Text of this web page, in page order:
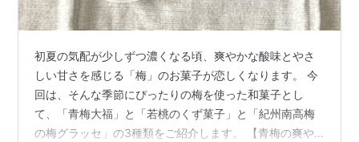
初夏の気配が少しずつ濃くなる頃、爽やかな酸味とやさ
しい甘さを感じる「梅」のお菓子が恋しくなります。 今
回は、そんな季節にぴったりの梅を使った和菓子とし
て、「青梅大福」と「若桃のくず菓子」と「紀州南高梅
の梅グラッセ」の3種類をご紹介します。 【青梅の爽や